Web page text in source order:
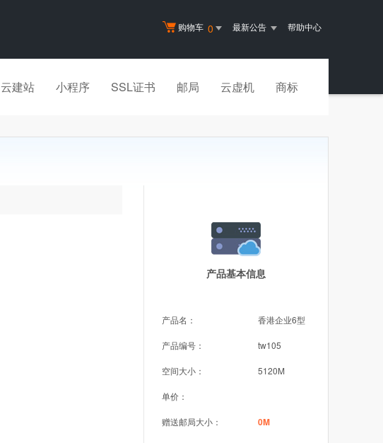
购物车 0 最新公告 帮助中心
云建站 小程序 SSL证书 邮局 云虚机 商标
产品基本信息
产品名： 香港企业6型
产品编号： tw105
空间大小： 5120M
单价：
赠送邮局大小： 0M